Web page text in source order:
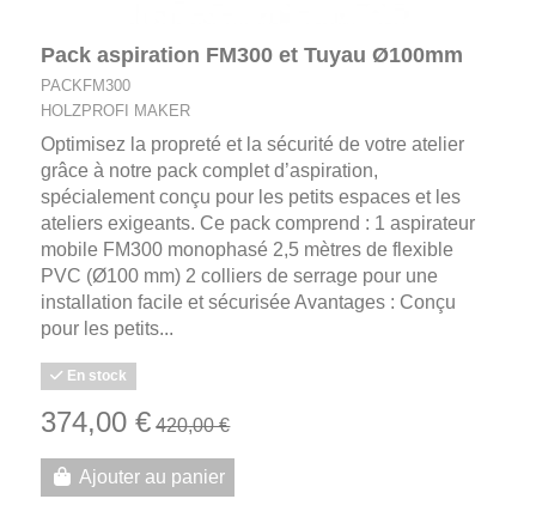
Pack aspiration FM300 et Tuyau Ø100mm
PACKFM300
HOLZPROFI MAKER
Optimisez la propreté et la sécurité de votre atelier
grâce à notre pack complet d’aspiration,
spécialement conçu pour les petits espaces et les
ateliers exigeants. Ce pack comprend : 1 aspirateur
mobile FM300 monophasé 2,5 mètres de flexible
PVC (Ø100 mm) 2 colliers de serrage pour une
installation facile et sécurisée Avantages : Conçu
pour les petits...
En stock
374,00 € 420,00 €
Ajouter au panier